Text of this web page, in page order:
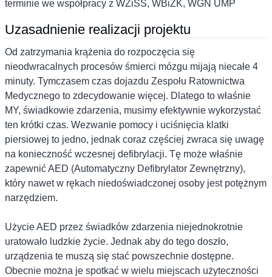
terminie we współpracy z WZiSS, WBiZK, WGN UMP
Uzasadnienie realizacji projektu
Od zatrzymania krążenia do rozpoczęcia się
nieodwracalnych procesów śmierci mózgu mijają niecałe 4
minuty. Tymczasem czas dojazdu Zespołu Ratownictwa
Medycznego to zdecydowanie więcej. Dlatego to właśnie
MY, świadkowie zdarzenia, musimy efektywnie wykorzystać
ten krótki czas. Wezwanie pomocy i uciśnięcia klatki
piersiowej to jedno, jednak coraz częściej zwraca się uwagę
na konieczność wczesnej defibrylacji. Tę może właśnie
zapewnić AED (Automatyczny Defibrylator Zewnętrzny),
który nawet w rękach niedoświadczonej osoby jest potężnym
narzędziem.
Użycie AED przez świadków zdarzenia niejednokrotnie
uratowało ludzkie życie. Jednak aby do tego doszło,
urządzenia te muszą się stać powszechnie dostępne.
Obecnie można je spotkać w wielu miejscach użyteczności